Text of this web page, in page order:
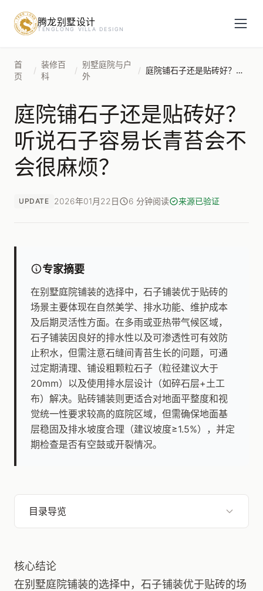
腾龙别墅设计
TENGLONG VILLA DESIGN
首
页
/
装修百
科
/
别墅庭院与户
外
/ 庭院铺石子还是贴砖好？听说石子容易长青苔会不会很麻烦？
庭院铺石子还是贴砖好？
听说石子容易长青苔会不
会很麻烦？
UPDATE 2026年01月22日 6 分钟阅读 来源已验证
专家摘要
在别墅庭院铺装的选择中，石子铺装优于贴砖的
场景主要体现在自然美学、排水功能、维护成本
及后期灵活性方面。在多雨或亚热带气候区域，
石子铺装因良好的排水性以及可渗透性可有效防
止积水，但需注意石缝间青苔生长的问题，可通
过定期清理、铺设粗颗粒石子（粒径建议大于
20mm）以及使用排水层设计（如碎石层+土工
布）解决。贴砖铺装则更适合对地面平整度和视
觉统一性要求较高的庭院区域，但需确保地面基
层稳固及排水坡度合理（建议坡度≥1.5%），并定
期检查是否有空鼓或开裂情况。
目录导览
核心结论
在别墅庭院铺装的选择中，石子铺装优于贴砖的场
预约设计咨询
姓名*
手机号*
房屋面积（㎡）